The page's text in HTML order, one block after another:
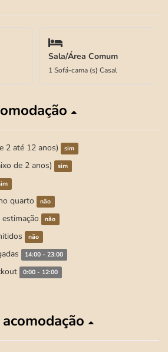
Sala/Área Comum
1 Sofá-cama (s) Casal
2 até 12 anos) sim
de 2 anos) sim
quarto não
não
não
14:00 - 23:00
0:00 - 12:00